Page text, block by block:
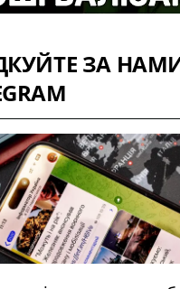
ЗА